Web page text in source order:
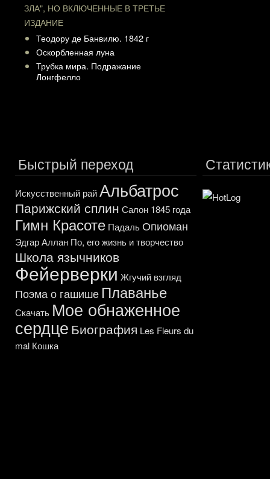
ЗЛА", НО ВКЛЮЧЕННЫЕ В ТРЕТЬЕ
ИЗДАНИЕ
Теодору де Банвилю. 1842 г
Оскорбленная луна
Трубка мира. Подражание
Лонгфелло
Быстрый переход
Искусственный райАльбатрос
Парижский сплин Салон 1845 года
Гимн Красоте ПадальОпиоман
Эдгар Аллан По, его жизнь и творчество
Школа язычников
Фейерверки Жгучий взгляд
Поэма о гашише Плаванье
Скачать Мое обнаженное
сердце Биография Les Fleurs du
mal Кошка